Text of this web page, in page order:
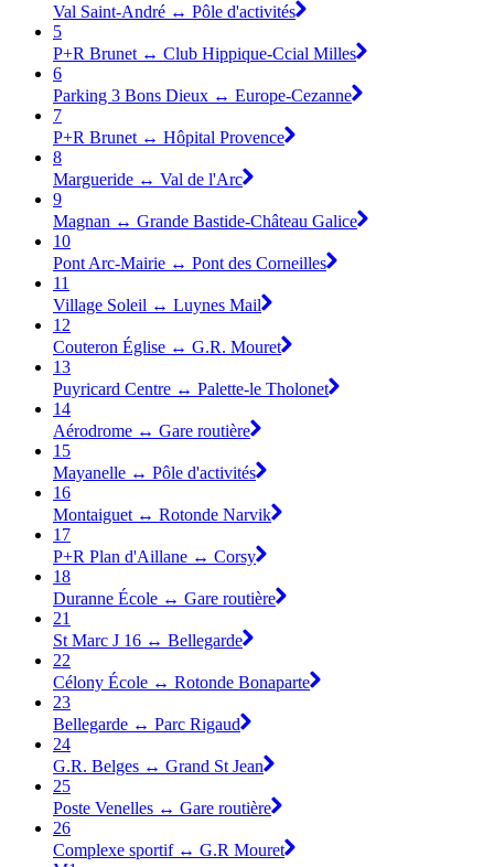
Val Saint-André ↔ Pôle d'activités
5
P+R Brunet ↔ Club Hippique-Ccial Milles
6
Parking 3 Bons Dieux ↔ Europe-Cezanne
7
P+R Brunet ↔ Hôpital Provence
8
Margueride ↔ Val de l'Arc
9
Magnan ↔ Grande Bastide-Château Galice
10
Pont Arc-Mairie ↔ Pont des Corneilles
11
Village Soleil ↔ Luynes Mail
12
Couteron Église ↔ G.R. Mouret
13
Puyricard Centre ↔ Palette-le Tholonet
14
Aérodrome ↔ Gare routière
15
Mayanelle ↔ Pôle d'activités
16
Montaiguet ↔ Rotonde Narvik
17
P+R Plan d'Aillane ↔ Corsy
18
Duranne École ↔ Gare routière
21
St Marc J 16 ↔ Bellegarde
22
Célony École ↔ Rotonde Bonaparte
23
Bellegarde ↔ Parc Rigaud
24
G.R. Belges ↔ Grand St Jean
25
Poste Venelles ↔ Gare routière
26
Complexe sportif ↔ G.R Mouret